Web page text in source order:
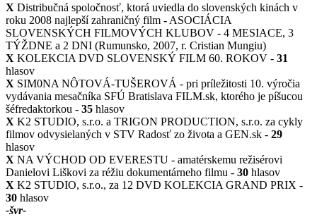
X Distribučná spoločnosť, ktorá uviedla do slovenských kinách v
roku 2008 najlepší zahraničný film - ASOCIÁCIA
SLOVENSKÝCH FILMOVÝCH KLUBOV - 4 MESIACE, 3
TÝŽDNE a 2 DNI (Rumunsko, 2007, r. Cristian Mungiu)
X KOLEKCIA DVD SLOVENSKÝ FILM 60. ROKOV - 31
hlasov
X SIM0NA NÔTOVÁ-TUŠEROVÁ - pri príležitosti 10. výročia
vydávania mesačníka SFÚ Bratislava FILM.sk, ktorého je píšucou
šéfredaktorkou - 35 hlasov
X K2 STUDIO, s.r.o. a TRIGON PRODUCTION, s.r.o. za cykly
filmov odvysielaných v STV Radosť zo života a GEN.sk - 29
hlasov
X NA VÝCHOD OD EVERESTU - amatérskemu režisérovi
Danielovi Liškovi za réžiu dokumentárneho filmu - 30 hlasov
X K2 STUDIO, s.r.o., za 12 DVD KOLEKCIA GRAND PRIX -
30 hlasov
-švr-